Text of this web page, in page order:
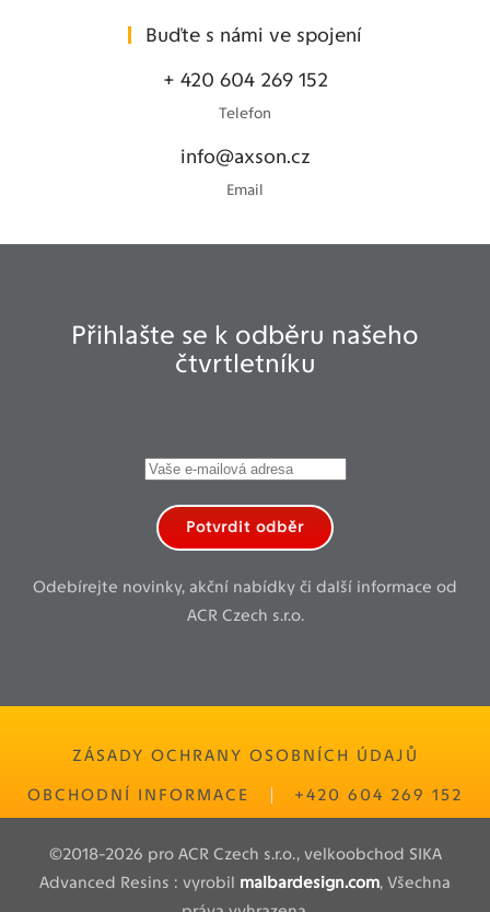
Buďte s námi ve spojení
+ 420 604 269 152
Telefon
info@axson.cz
Email
Přihlašte se k odběru našeho
čtvrtletníku
Potvrdit odběr
Odebírejte novinky, akční nabídky či další informace od
ACR Czech s.r.o.
ZÁSADY OCHRANY OSOBNÍCH ÚDAJŮ
OBCHODNÍ INFORMACE
+420 604 269 152
©2018-2026 pro ACR Czech s.r.o., velkoobchod SIKA
Advanced Resins : vyrobil malbardesign.com, Všechna